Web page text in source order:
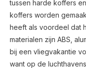
tussen harde koffers
koffers worden
heeft als voordeel dat
materialen zijn ABS,
bij een vliegvakantie
want op de